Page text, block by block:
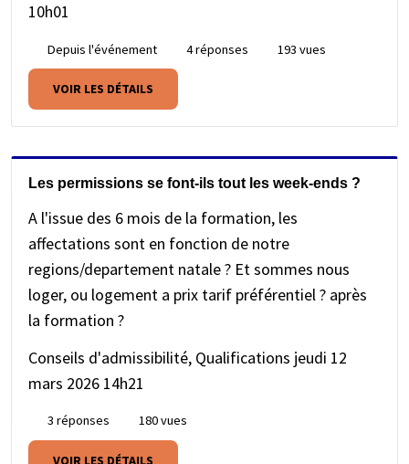
10h01
Depuis l'événement 4 réponses 193 vues
VOIR LES DÉTAILS
Les permissions se font-ils tout les week-ends ?
A l'issue des 6 mois de la formation, les
affectations sont en fonction de notre
regions/departement natale ? Et sommes nous
loger, ou logement a prix tarif préférentiel ? après
la formation ?
Conseils d'admissibilité, Qualifications jeudi 12
mars 2026 14h21
3 réponses 180 vues
VOIR LES DÉTAILS